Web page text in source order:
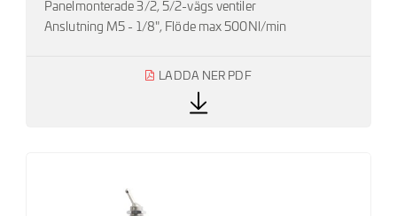
Panelmonterade 3/2, 5/2-vägs ventiler
Anslutning M5 - 1/8", Flöde max 500Nl/min
LADDA NER PDF